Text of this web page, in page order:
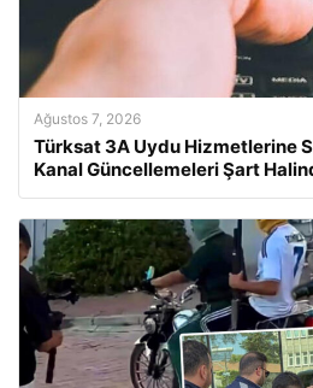
Ağustos 7, 2026
Türksat 3A Uydu Hizmetlerine
Kanal Güncellemeleri Şart